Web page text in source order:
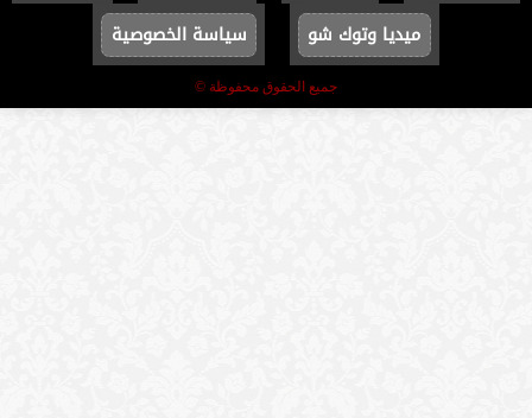
ميديا وتوك شو
سياسة الخصوصية
جميع الحقوق محفوظة ©